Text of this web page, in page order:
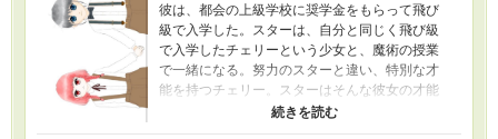
彼は、都会の上級学校に奨学金をもらって飛び
級で入学した。スターは、自分と同じく飛び級
で入学したチェリーという少女と、魔術の授業
で一緒になる。努力のスターと違い、特別な才
能を持つチェリー。スターはそんな彼女の才能
に惹かれていく。そして、そんなスターに好意